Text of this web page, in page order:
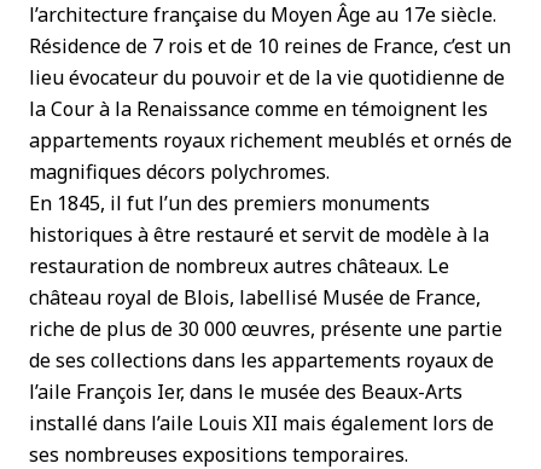
l’architecture française du Moyen Âge au 17e siècle.
Résidence de 7 rois et de 10 reines de France, c’est un
lieu évocateur du pouvoir et de la vie quotidienne de
la Cour à la Renaissance comme en témoignent les
appartements royaux richement meublés et ornés de
magnifiques décors polychromes.
En 1845, il fut l’un des premiers monuments
historiques à être restauré et servit de modèle à la
restauration de nombreux autres châteaux. Le
château royal de Blois, labellisé Musée de France,
riche de plus de 30 000 œuvres, présente une partie
de ses collections dans les appartements royaux de
l’aile François Ier, dans le musée des Beaux-Arts
installé dans l’aile Louis XII mais également lors de
ses nombreuses expositions temporaires.